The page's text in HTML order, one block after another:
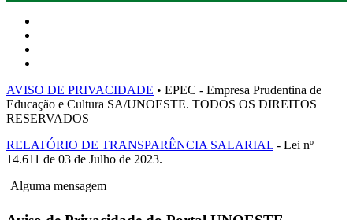
AVISO DE PRIVACIDADE • EPEC - Empresa Prudentina de
Educação e Cultura SA/UNOESTE. TODOS OS DIREITOS
RESERVADOS
RELATÓRIO DE TRANSPARÊNCIA SALARIAL - Lei nº
14.611 de 03 de Julho de 2023.
Alguma mensagem